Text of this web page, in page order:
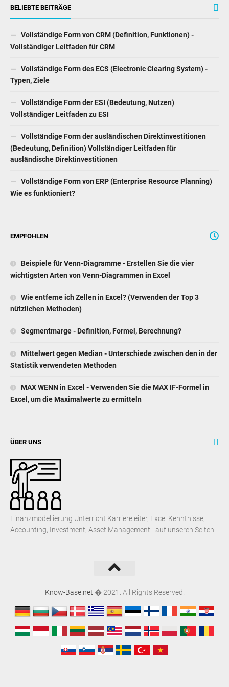
BELIEBTE BEITRÄGE
Vollständige Form von CRM (Definition, Funktionen) -
Vollständiger Leitfaden für CRM
Vollständige Form des ECS (Electronic Clearing System) -
Typen, Ziele
Vollständige Form der ESI (Bedeutung, Nutzen)
Vollständiger Leitfaden zu ESI
Vollständige Form der ausländischen Direktinvestitionen
(Bedeutung, Definition) Vollständiger Leitfaden für
ausländische Direktinvestitionen
Vollständige Form von ERP (Enterprise Resource Planning)
Wie es funktioniert?
EMPFOHLEN
Beispiele für Venn-Diagramme - Erstellen Sie die vier
wichtigsten Arten von Venn-Diagrammen in Excel
Wie entferne ich Zellen in Excel? (Verwenden der Top 3
nützlichen Methoden)
Segmentmarge - Definition, Formel, Berechnung?
Mittelwert gegen Median - Unterschiede zwischen den in der
Statistik verwendeten Methoden
MAX WENN in Excel - Verwenden Sie die MAX IF-Formel in
Excel, um die Maximalwerte zu ermitteln
ÜBER UNS
Finanzmodellierung Unterricht Karriereleiter, Excel Kenntnisse,
Accounting, Investment, Asset Management - auf unseren Seiten
Know-Base.net � 2021. All Rights Reserved.